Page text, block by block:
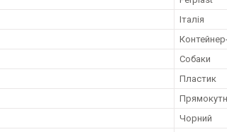
Італія
Собаки
Пластик
Чорний